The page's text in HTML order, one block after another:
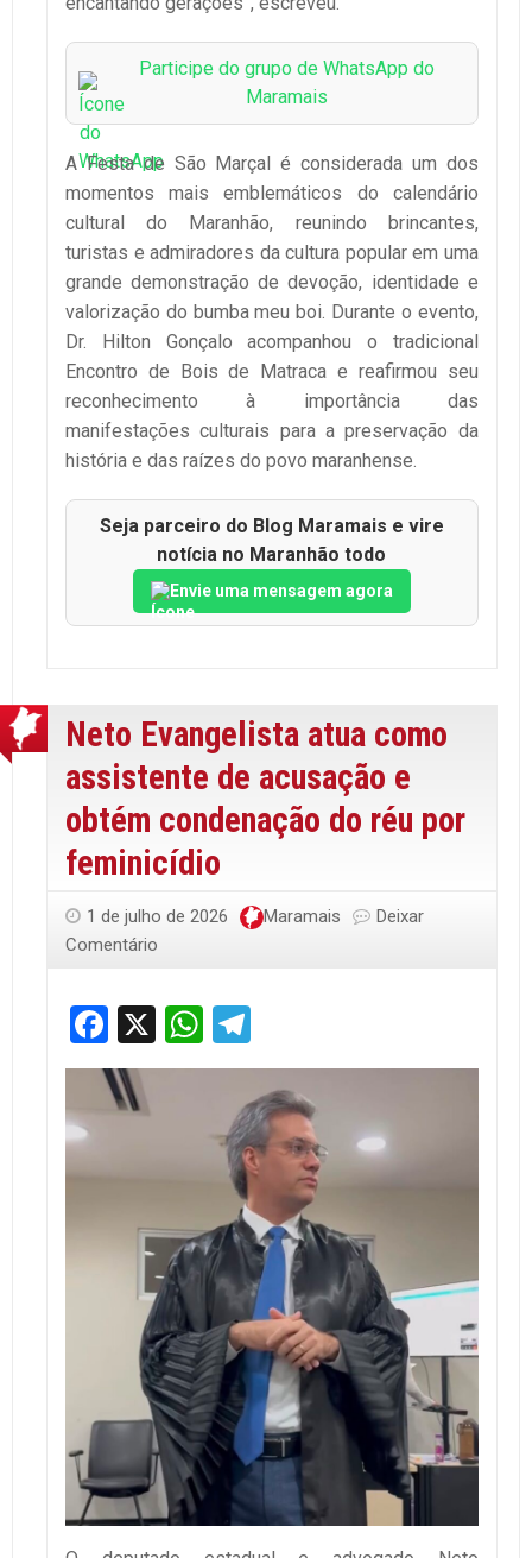
Participe do grupo de WhatsApp do
Maramais
A Festa de São Marçal é considerada um dos
momentos mais emblemáticos do calendário
cultural do Maranhão, reunindo brincantes,
turistas e admiradores da cultura popular em uma
grande demonstração de devoção, identidade e
valorização do bumba meu boi. Durante o evento,
Dr. Hilton Gonçalo acompanhou o tradicional
Encontro de Bois de Matraca e reafirmou seu
reconhecimento à importância das
manifestações culturais para a preservação da
história e das raízes do povo maranhense.
Seja parceiro do Blog Maramais e vire
notícia no Maranhão todo
Envie uma mensagem agora
Neto Evangelista atua como
assistente de acusação e
obtém condenação do réu por
feminicídio
1 de julho de 2026 Maramais
Deixar
Comentário
Facebook
X WhatsApp